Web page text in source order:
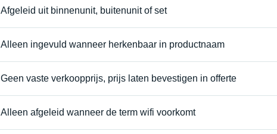
Afgeleid uit binnenunit, buitenunit of set
Alleen ingevuld wanneer herkenbaar in productnaam
Geen vaste verkoopprijs, prijs laten bevestigen in offerte
Alleen afgeleid wanneer de term wifi voorkomt